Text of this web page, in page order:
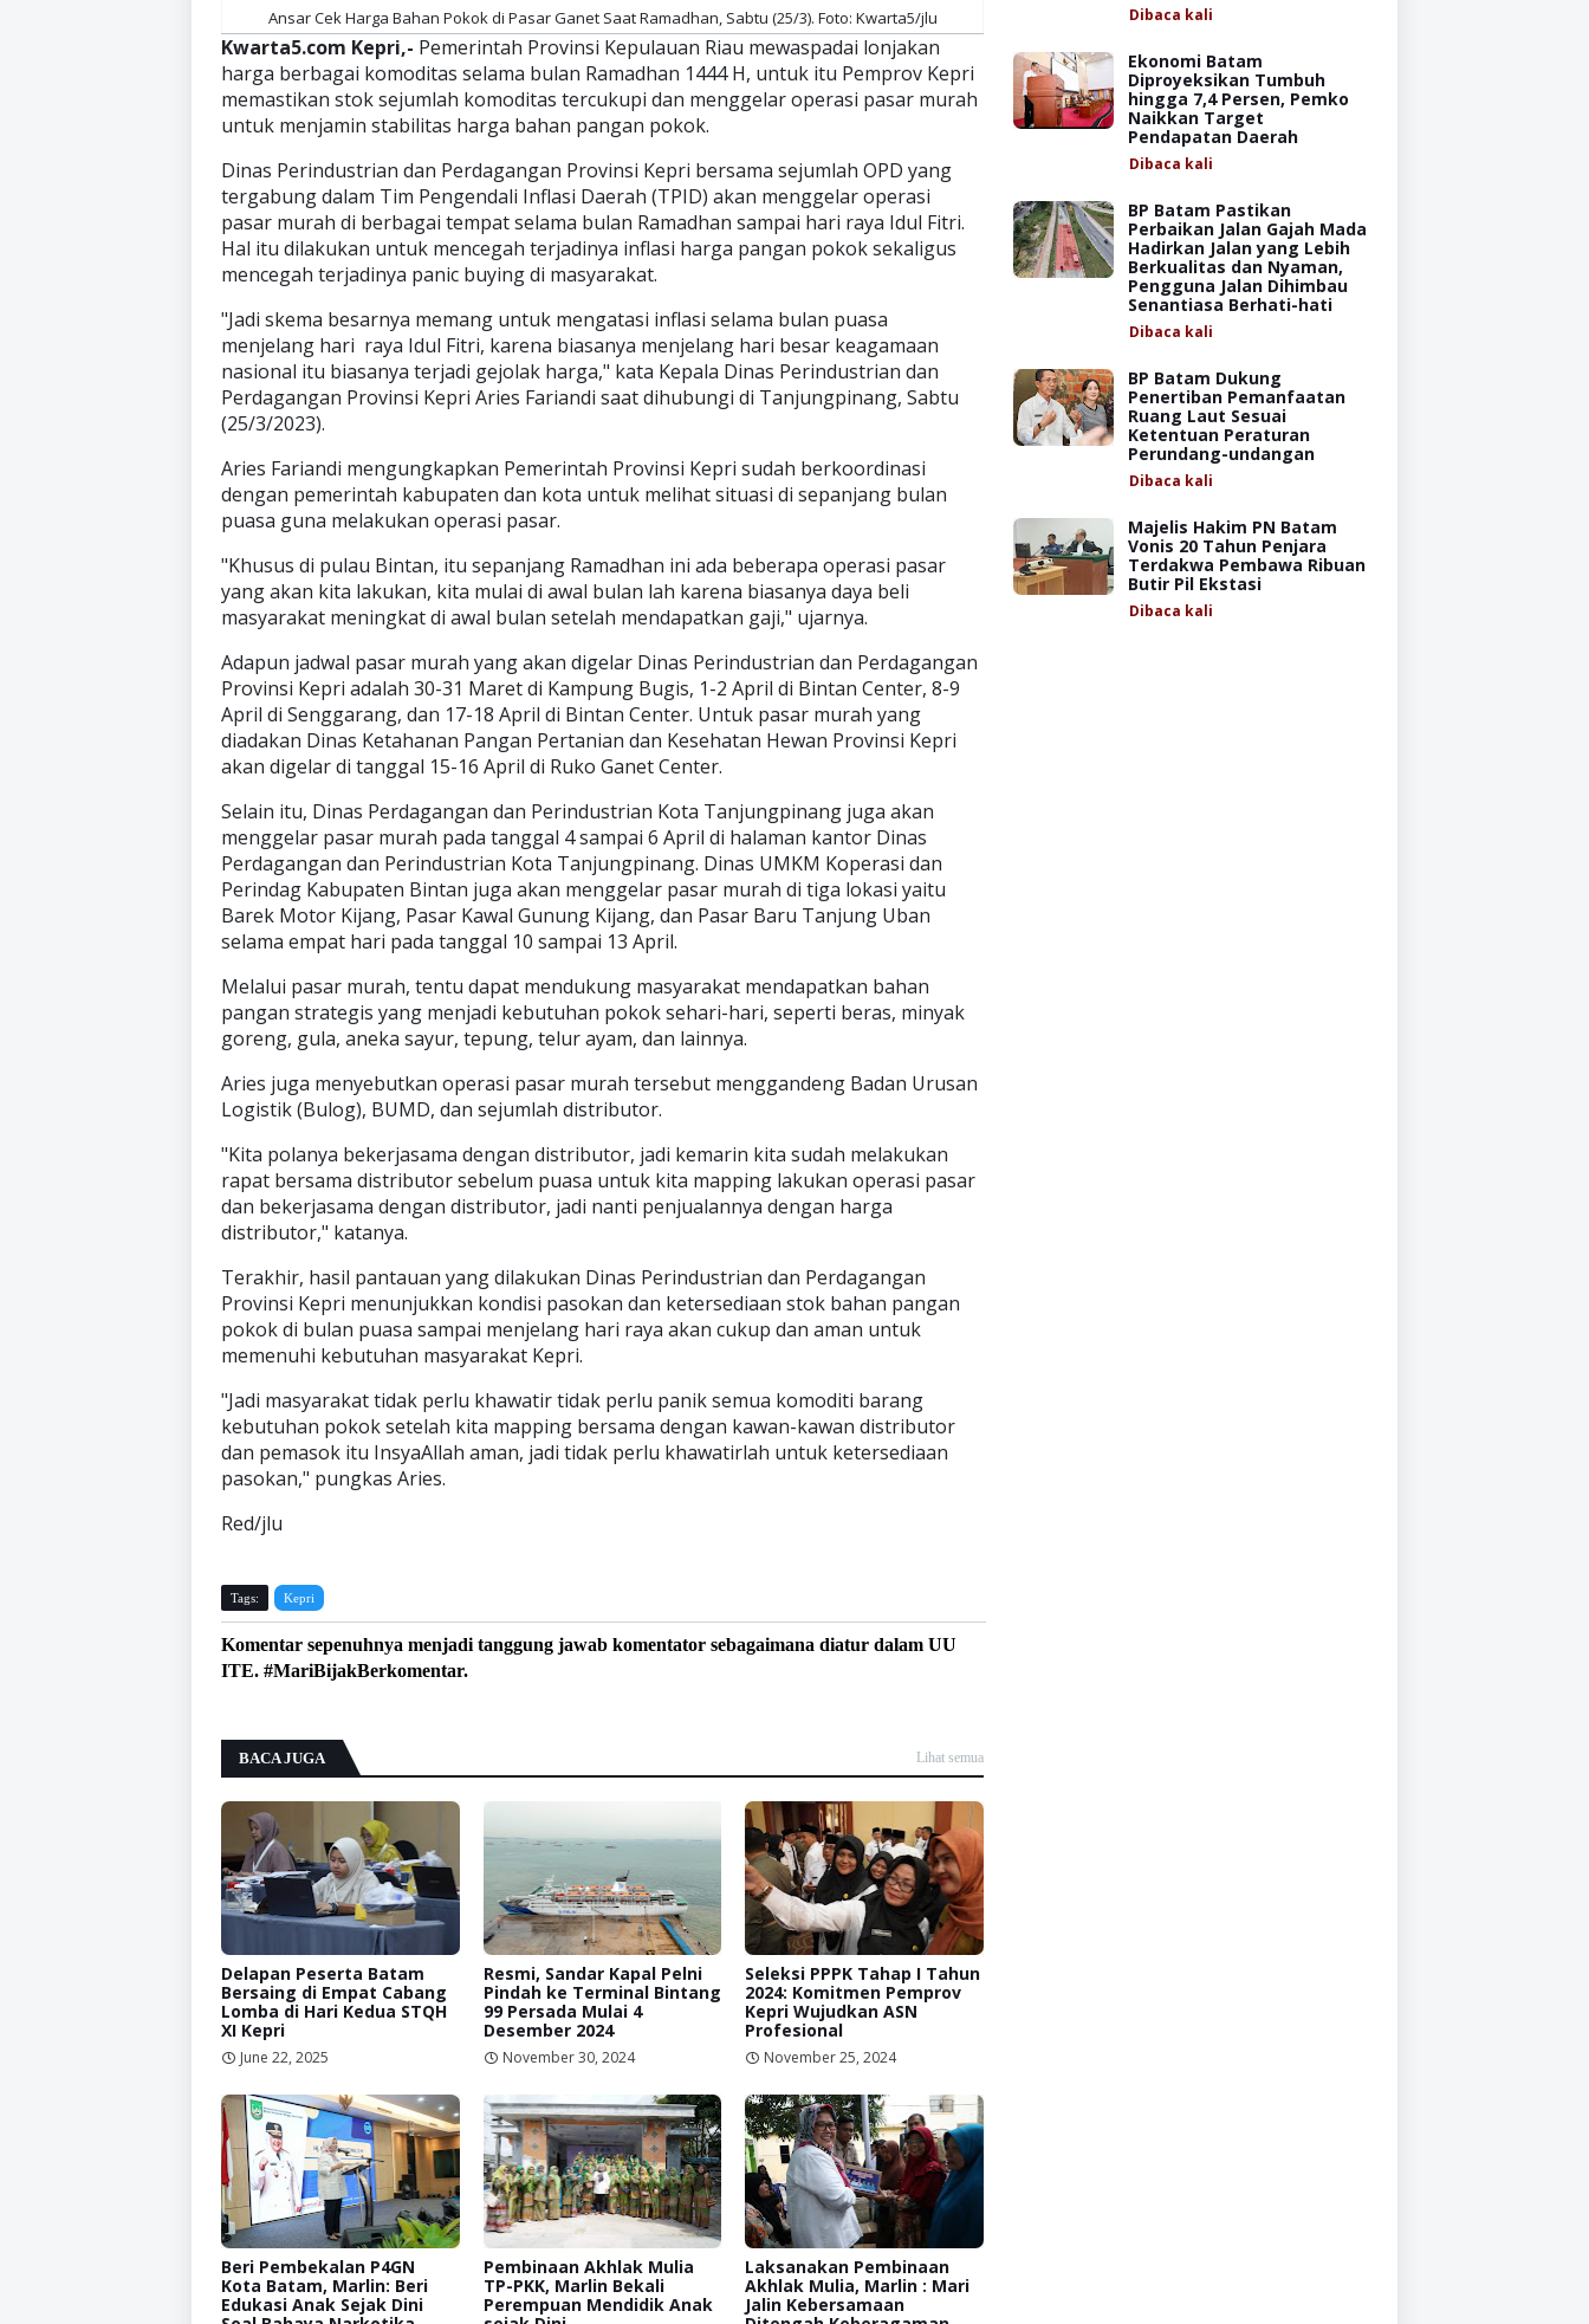
Ansar Cek Harga Bahan Pokok di Pasar Ganet Saat Ramadhan, Sabtu (25/3). Foto: Kwarta5/jlu
Kwarta5.com Kepri,- Pemerintah Provinsi Kepulauan Riau mewaspadai lonjakan
harga berbagai komoditas selama bulan Ramadhan 1444 H, untuk itu Pemprov Kepri
memastikan stok sejumlah komoditas tercukupi dan menggelar operasi pasar murah
untuk menjamin stabilitas harga bahan pangan pokok.
Dinas Perindustrian dan Perdagangan Provinsi Kepri bersama sejumlah OPD yang
tergabung dalam Tim Pengendali Inflasi Daerah (TPID) akan menggelar operasi
pasar murah di berbagai tempat selama bulan Ramadhan sampai hari raya Idul Fitri.
Hal itu dilakukan untuk mencegah terjadinya inflasi harga pangan pokok sekaligus
mencegah terjadinya panic buying di masyarakat.
"Jadi skema besarnya memang untuk mengatasi inflasi selama bulan puasa
menjelang hari raya Idul Fitri, karena biasanya menjelang hari besar keagamaan
nasional itu biasanya terjadi gejolak harga," kata Kepala Dinas Perindustrian dan
Perdagangan Provinsi Kepri Aries Fariandi saat dihubungi di Tanjungpinang, Sabtu
(25/3/2023).
Aries Fariandi mengungkapkan Pemerintah Provinsi Kepri sudah berkoordinasi
dengan pemerintah kabupaten dan kota untuk melihat situasi di sepanjang bulan
puasa guna melakukan operasi pasar.
"Khusus di pulau Bintan, itu sepanjang Ramadhan ini ada beberapa operasi pasar
yang akan kita lakukan, kita mulai di awal bulan lah karena biasanya daya beli
masyarakat meningkat di awal bulan setelah mendapatkan gaji," ujarnya.
Adapun jadwal pasar murah yang akan digelar Dinas Perindustrian dan Perdagangan
Provinsi Kepri adalah 30-31 Maret di Kampung Bugis, 1-2 April di Bintan Center, 8-9
April di Senggarang, dan 17-18 April di Bintan Center. Untuk pasar murah yang
diadakan Dinas Ketahanan Pangan Pertanian dan Kesehatan Hewan Provinsi Kepri
akan digelar di tanggal 15-16 April di Ruko Ganet Center.
Selain itu, Dinas Perdagangan dan Perindustrian Kota Tanjungpinang juga akan
menggelar pasar murah pada tanggal 4 sampai 6 April di halaman kantor Dinas
Perdagangan dan Perindustrian Kota Tanjungpinang. Dinas UMKM Koperasi dan
Perindag Kabupaten Bintan juga akan menggelar pasar murah di tiga lokasi yaitu
Barek Motor Kijang, Pasar Kawal Gunung Kijang, dan Pasar Baru Tanjung Uban
selama empat hari pada tanggal 10 sampai 13 April.
Melalui pasar murah, tentu dapat mendukung masyarakat mendapatkan bahan
pangan strategis yang menjadi kebutuhan pokok sehari-hari, seperti beras, minyak
goreng, gula, aneka sayur, tepung, telur ayam, dan lainnya.
Aries juga menyebutkan operasi pasar murah tersebut menggandeng Badan Urusan
Logistik (Bulog), BUMD, dan sejumlah distributor.
"Kita polanya bekerjasama dengan distributor, jadi kemarin kita sudah melakukan
rapat bersama distributor sebelum puasa untuk kita mapping lakukan operasi pasar
dan bekerjasama dengan distributor, jadi nanti penjualannya dengan harga
distributor," katanya.
Terakhir, hasil pantauan yang dilakukan Dinas Perindustrian dan Perdagangan
Provinsi Kepri menunjukkan kondisi pasokan dan ketersediaan stok bahan pangan
pokok di bulan puasa sampai menjelang hari raya akan cukup dan aman untuk
memenuhi kebutuhan masyarakat Kepri.
"Jadi masyarakat tidak perlu khawatir tidak perlu panik semua komoditi barang
kebutuhan pokok setelah kita mapping bersama dengan kawan-kawan distributor
dan pemasok itu InsyaAllah aman, jadi tidak perlu khawatirlah untuk ketersediaan
pasokan," pungkas Aries.
Red/jlu
Tags: Kepri
Komentar sepenuhnya menjadi tanggung jawab komentator sebagaimana diatur dalam UU
ITE. #MariBijakBerkomentar.
BACA JUGA Lihat semua
Delapan Peserta Batam
Bersaing di Empat Cabang
Lomba di Hari Kedua STQH
XI Kepri
June 22, 2025
Resmi, Sandar Kapal Pelni
Pindah ke Terminal Bintang
99 Persada Mulai 4
Desember 2024
November 30, 2024
Seleksi PPPK Tahap I Tahun
2024: Komitmen Pemprov
Kepri Wujudkan ASN
Profesional
November 25, 2024
Beri Pembekalan P4GN
Kota Batam, Marlin: Beri
Edukasi Anak Sejak Dini
Pembinaan Akhlak Mulia
TP-PKK, Marlin Bekali
Perempuan Mendidik Anak
Laksanakan Pembinaan
Akhlak Mulia, Marlin : Mari
Jalin Kebersamaan
Dibaca kali
Ekonomi Batam
Diproyeksikan Tumbuh
hingga 7,4 Persen, Pemko
Naikkan Target
Pendapatan Daerah
Dibaca kali
BP Batam Pastikan
Perbaikan Jalan Gajah Mada
Hadirkan Jalan yang Lebih
Berkualitas dan Nyaman,
Pengguna Jalan Dihimbau
Senantiasa Berhati-hati
Dibaca kali
BP Batam Dukung
Penertiban Pemanfaatan
Ruang Laut Sesuai
Ketentuan Peraturan
Perundang-undangan
Dibaca kali
Majelis Hakim PN Batam
Vonis 20 Tahun Penjara
Terdakwa Pembawa Ribuan
Butir Pil Ekstasi
Dibaca kali